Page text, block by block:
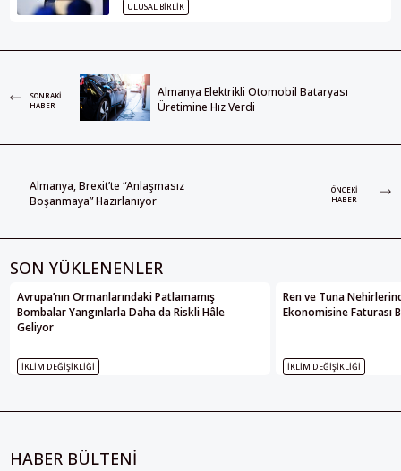
ULUSAL BIRLIK
SONRAKI
HABER
Almanya Elektrikli Otomobil Bataryası
Üretimine Hız Verdi
Almanya, Brexit’te “Anlaşmasız
Boşanmaya” Hazırlanıyor
ÖNCEKI
HABER
SON YÜKLENENLER
Avrupa’nın Ormanlarındaki Patlamamış
Bombalar Yangınlarla Daha da Riskli Hâle
Geliyor
İKLIM DEĞIŞIKLIĞI
Ren ve Tuna
Ekonomisine Faturası
İKLIM DEĞIŞIKLIĞI
HABER BÜLTENİ